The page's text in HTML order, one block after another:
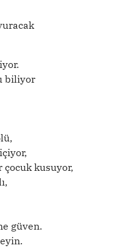
biliyor
kusuyor,
güven.